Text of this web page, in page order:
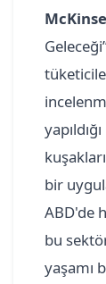
bir
ABD'de
bu
yaşamı